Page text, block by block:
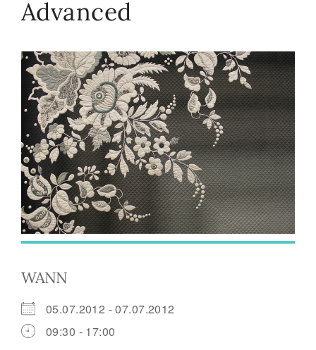
Advanced
WANN
05.07.2012 - 07.07.2012
09:30 - 17:00